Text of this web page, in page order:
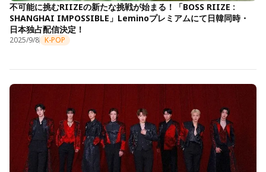
不可能に挑むRIIZEの新たな挑戦が始まる！「BOSS RIIZE :
SHANGHAI IMPOSSIBLE」Leminoプレミアムにて日韓同時・
日本独占配信決定！
2025/9/8 K-POP